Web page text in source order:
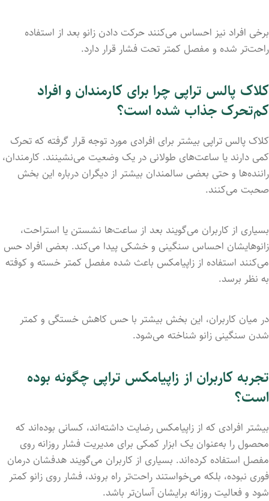
برخی افراد نیز احساس می‌کنند حرکت دادن زانو بعد از استفاده
راحت‌تر شده و مفصل کمتر تحت فشار قرار دارد.
کلاک پالس تراپی چرا برای کارمندان و افراد
کم‌تحرک جذاب شده است؟
کلاک پالس تراپی بیشتر برای افرادی مورد توجه قرار گرفته که تحرک
کمی دارند یا ساعت‌های طولانی در یک وضعیت می‌نشینند. کارمندان،
راننده‌ها و حتی بعضی سالمندان بیشتر از دیگران درباره این بخش
صحبت می‌کنند.
بسیاری از کاربران می‌گویند بعد از ساعت‌ها نشستن یا استراحت،
زانوهایشان احساس سنگینی و خشکی پیدا می‌کند. بعضی افراد حس
می‌کنند استفاده از زاپیامکس باعث شده مفصل کمتر خسته و کوفته
به نظر برسد.
در میان کاربران، این بخش بیشتر با حس کاهش خستگی و کمتر
شدن سنگینی زانو شناخته می‌شود.
تجربه کاربران از زاپیامکس تراپی چگونه بوده
است؟
بیشتر افرادی که از زاپیامکس رضایت داشته‌اند، کسانی بوده‌اند که
محصول را به‌عنوان یک ابزار کمکی برای مدیریت فشار روزانه روی
مفصل استفاده کرده‌اند. بسیاری از کاربران می‌گویند هدفشان درمان
فوری نبوده، بلکه می‌خواستند راحت‌تر راه بروند، فشار روی زانو کمتر
شود و فعالیت روزانه برایشان آسان‌تر باشد.